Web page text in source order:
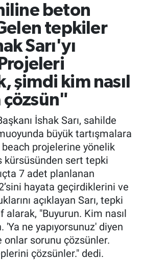
beton
tepkiler
Sarı'yı
şimdi kim nasıl
çözsün"
İshak Sarı, sahilde
büyük tartışmalara
projelerine yönelik
sert tepki
7 adet planlanan
hayata geçirdiklerini ve
açıklayan Sarı, tepki
"Buyurun. Kim nasıl
'Ya ne yapıyorsunuz' diyen
sorunu çözsünler.
çözsünler." dedi.